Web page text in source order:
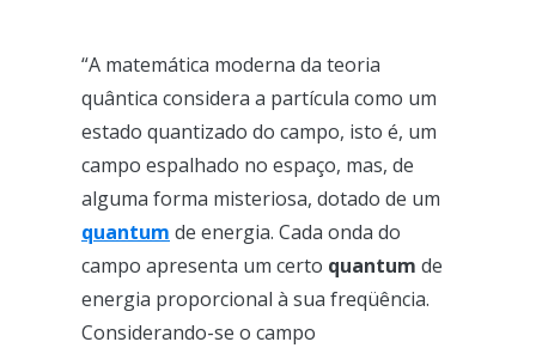
“A matemática moderna da teoria
quântica considera a partícula como um
estado quantizado do campo, isto é, um
campo espalhado no espaço, mas, de
alguma forma misteriosa, dotado de um
quantum de energia. Cada onda do
campo apresenta um certo quantum de
energia proporcional à sua freqüência.
Considerando-se o campo